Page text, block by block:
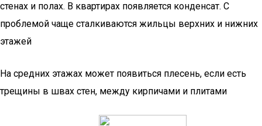
стенах и полах. В квартирах появляется конденсат. С
проблемой чаще сталкиваются жильцы верхних и нижних
этажей
На средних этажах может появиться плесень, если есть
трещины в швах стен, между кирпичами и плитами